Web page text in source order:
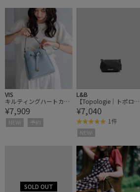
VIS
キルティングハートカッ
トバッグ
¥7,909
NEW! 予約
L&B
【Topologie｜トポロジ
ー】Wares Bags Mini Bott
le Sacoche ミニボトルサ
コッシュ
¥7,040
1件
NEW!